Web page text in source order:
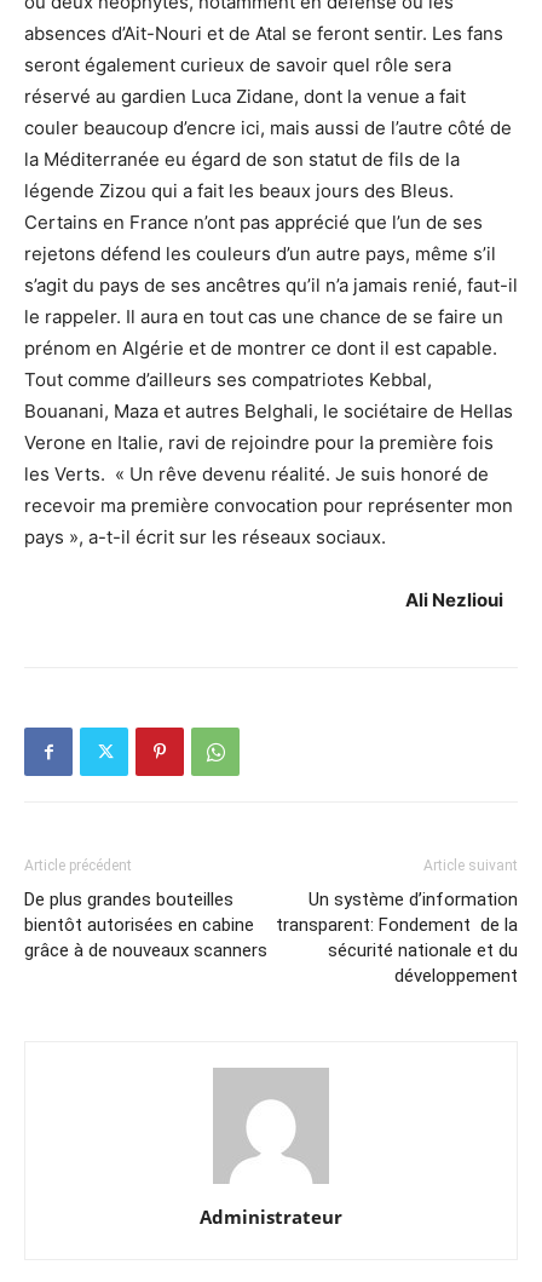
absences d’Ait-Nouri et de Atal se feront sentir. Les fans
seront également curieux de savoir quel rôle sera
réservé au gardien Luca Zidane, dont la venue a fait
couler beaucoup d’encre ici, mais aussi de l’autre côté de
la Méditerranée eu égard de son statut de fils de la
légende Zizou qui a fait les beaux jours des Bleus.
Certains en France n’ont pas apprécié que l’un de ses
rejetons défend les couleurs d’un autre pays, même s’il
s’agit du pays de ses ancêtres qu’il n’a jamais renié, faut-il
le rappeler. Il aura en tout cas une chance de se faire un
prénom en Algérie et de montrer ce dont il est capable.
Tout comme d’ailleurs ses compatriotes Kebbal,
Bouanani, Maza et autres Belghali, le sociétaire de Hellas
Verone en Italie, ravi de rejoindre pour la première fois
les Verts. « Un rêve devenu réalité. Je suis honoré de
recevoir ma première convocation pour représenter mon
pays », a-t-il écrit sur les réseaux sociaux.
Ali Nezlioui
Article précédent
De plus grandes bouteilles
bientôt autorisées en cabine
grâce à de nouveaux scanners
Article suivant
Un système d’information
transparent: Fondement de la
sécurité nationale et du
développement
Administrateur